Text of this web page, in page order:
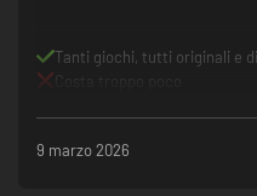
Tanti giochi, tutti originali e
9 marzo 2026